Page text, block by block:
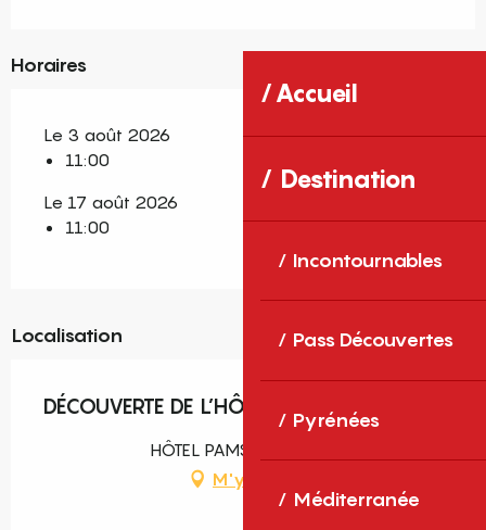
Accueil
Destination
Incontournables
Pass Découvertes
Pyrénées
Méditerranée
Horaires
Le 3 août 2026
11:00
Le 17 août 2026
11:00
Localisation
DÉCOUVERTE DE L’HÔTEL PAMS
HÔTEL PAMS, Perpignan
M'y rendre